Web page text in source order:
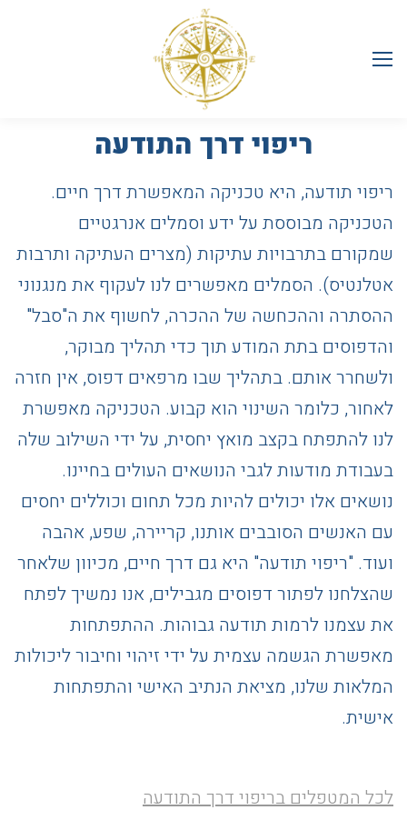
ריפוי דרך התודעה
ריפוי תודעה, היא טכניקה המאפשרת דרך חיים.
הטכניקה מבוססת על ידע וסמלים אנרגטיים
שמקורם בתרבויות עתיקות (מצרים העתיקה ותרבות
אטלנטיס). הסמלים מאפשרים לנו לעקוף את מנגנוני
ההסתרה וההכחשה של ההכרה, לחשוף את ה"סבל"
והדפוסים בתת המודע תוך כדי תהליך מבוקר,
ולשחרר אותם. בתהליך שבו מרפאים דפוס, אין חזרה
לאחור, כלומר השינוי הוא קבוע. הטכניקה מאפשרת
לנו להתפתח בקצב מואץ יחסית, על ידי השילוב שלה
בעבודת מודעות לגבי הנושאים העולים בחיינו.
נושאים אלו יכולים להיות מכל תחום וכוללים יחסים
עם האנשים הסובבים אותנו, קריירה, שפע, אהבה
ועוד. "ריפוי תודעה" היא גם דרך חיים, מכיוון שלאחר
שהצלחנו לפתור דפוסים מגבילים, אנו נמשיך לפתח
את עצמנו לרמות תודעה גבוהות. ההתפתחות
מאפשרת הגשמה עצמית על ידי זיהוי וחיבור ליכולות
המלאות שלנו, מציאת הנתיב האישי והתפתחות
אישית.
לכל המטפלים בריפוי דרך התודעה